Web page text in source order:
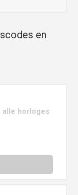
en
alle horloges